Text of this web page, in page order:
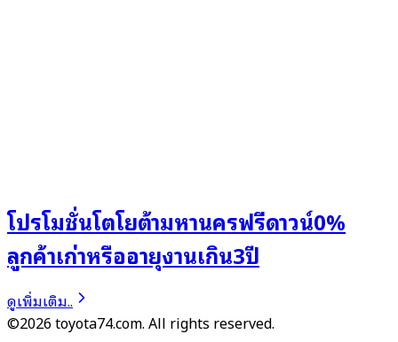
โปรโมชั่นโตโยต้ามหานครฟรีดาวน์0%
ลูกค้าเก่าหรืออายุงานเกิน3ปี
ดูเพิ่มเติม..
©2026 toyota74.com. All rights reserved.